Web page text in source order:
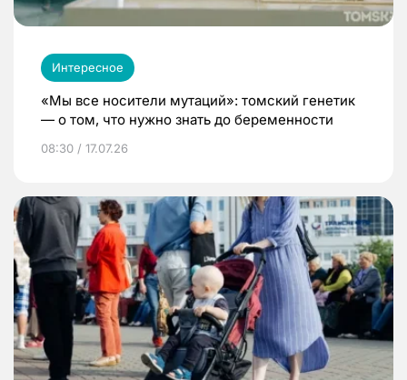
Интересное
«Мы все носители мутаций»: томский генетик
— о том, что нужно знать до беременности
08:30 / 17.07.26